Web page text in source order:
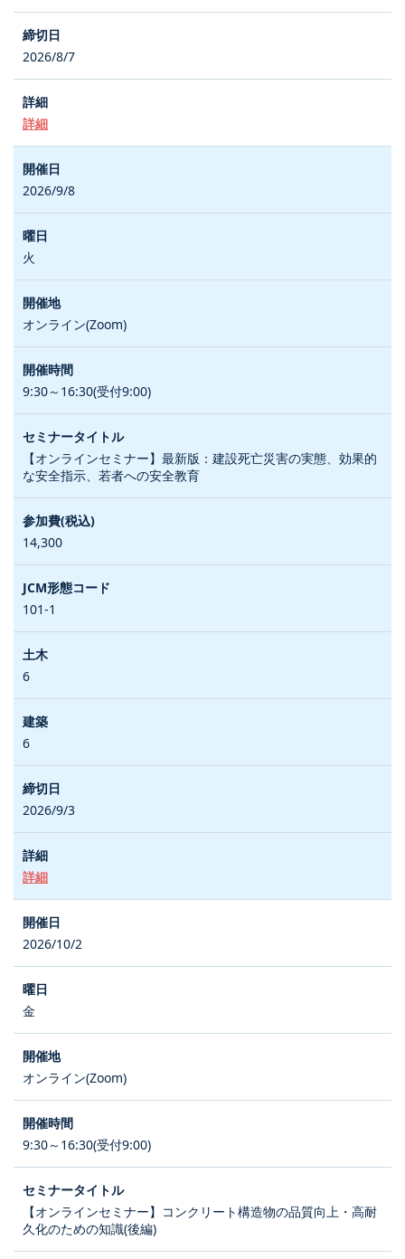
2026/8/7
詳細
2026/9/8
火
オンライン(Zoom)
9:30～16:30(受付9:00)
【オンラインセミナー】最新版：建設死亡災害の実態、効果的
な安全指示、若者への安全教育
14,300
101-1
6
6
2026/9/3
詳細
2026/10/2
金
オンライン(Zoom)
9:30～16:30(受付9:00)
【オンラインセミナー】コンクリート構造物の品質向上・高耐
久化のための知識(後編)